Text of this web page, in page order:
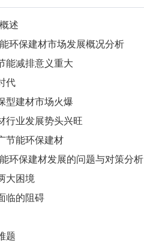
述
环保建材市场发展概况分析
能减排意义重大
代
型建材市场火爆
行业发展势头兴旺
节能环保建材
环保建材发展的问题与对策分析
大困境
临的阻碍
题